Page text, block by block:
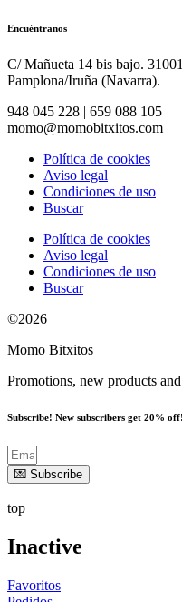
Encuéntranos
C/ Mañueta 14 bis bajo.
Pamplona/Iruña (Navarra).
948 045 228 | 659 088 105
momo@momobitxitos.com
Política de cookies
Aviso legal
Condiciones de uso
Buscar
Política de cookies
Aviso legal
Condiciones de uso
Buscar
©2026
Momo Bitxitos
Promotions, new products
Subscribe! New subscribers get 20% off!
💌 Subscribe
top
Inactive
Favoritos